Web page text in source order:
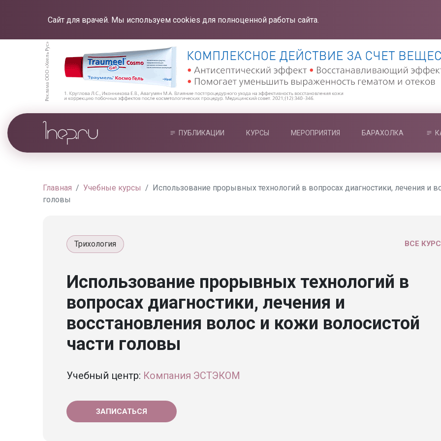
Сайт для врачей. Мы используем cookies для полноценной работы сайта.
ПУБЛИКАЦИИ КУРСЫ МЕРОПРИЯТИЯ БАРАХОЛКА
Главная Учебные курсы
Использование прорывных технологий в вопросах диагностики, лечения и
головы
ВСЕ
Трихология
Использование прорывных технологий в
вопросах диагностики, лечения и
восстановления волос и кожи волосистой
части головы
Учебный центр: Компания ЭСТЭКОМ
ЗАПИСАТЬСЯ